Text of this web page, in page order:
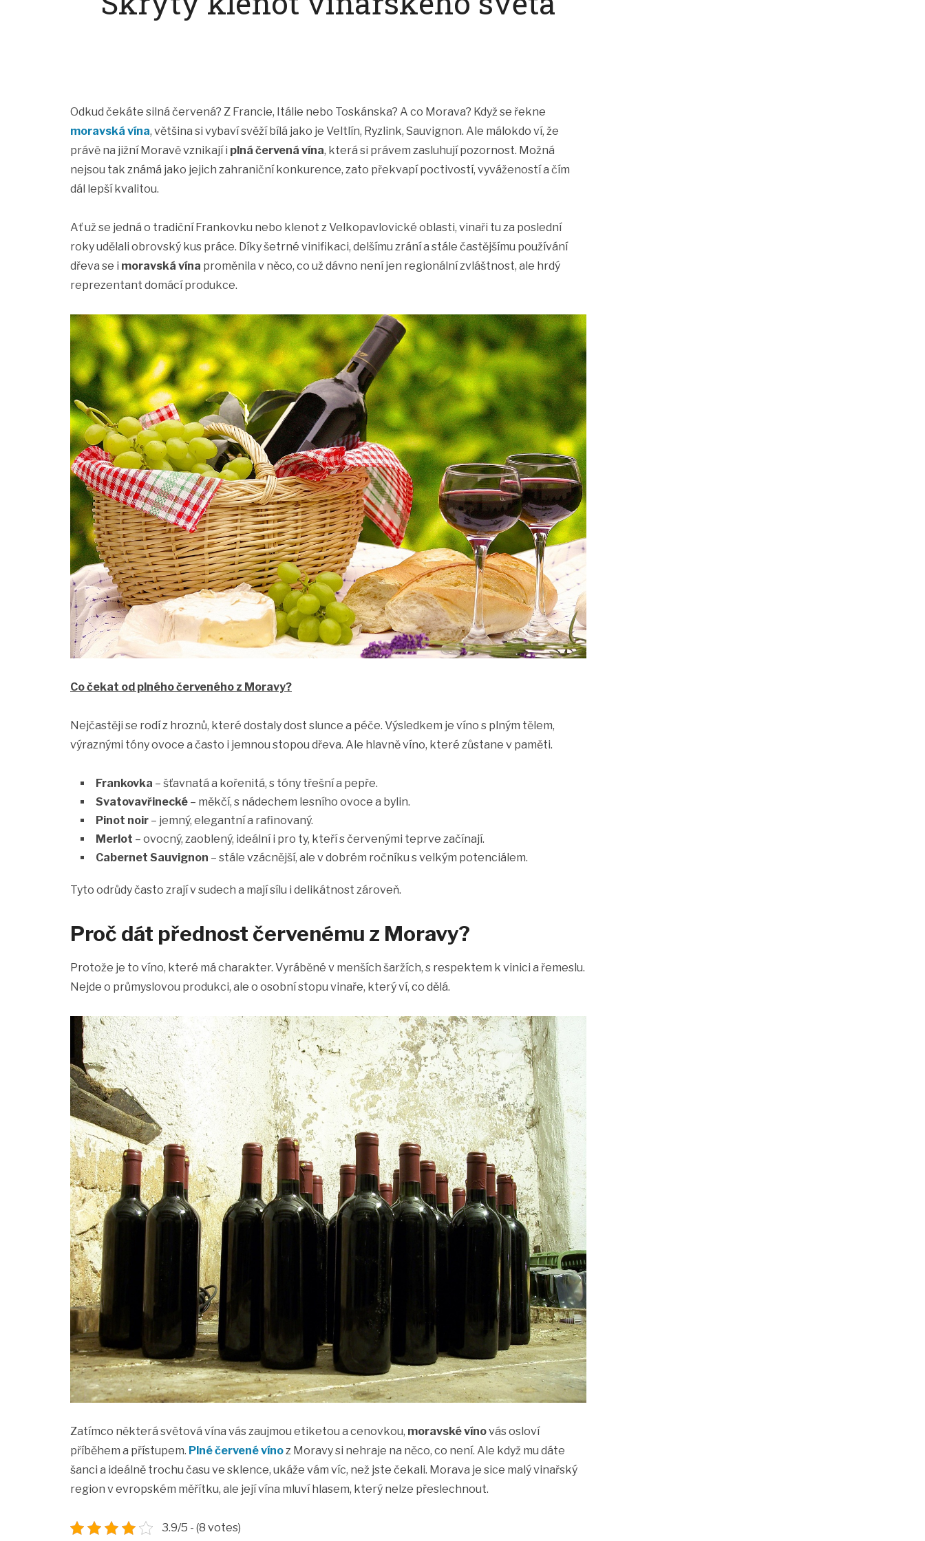
Odkud čekáte silná červená? Z Francie, Itálie nebo Toskánska? A co Morava? Když se řekne
moravská vína, většina si vybaví svěží bílá jako je Veltlín, Ryzlink, Sauvignon. Ale málokdo ví, že
právě na jižní Moravě vznikají i plná červená vína, která si právem zasluhují pozornost. Možná
nejsou tak známá jako jejich zahraniční konkurence, zato překvapí poctivostí, vyvážeností a čím
dál lepší kvalitou.
Ať už se jedná o tradiční Frankovku nebo klenot z Velkopavlovické oblasti, vinaři tu za poslední
roky udělali obrovský kus práce. Díky šetrné vinifikaci, delšímu zrání a stále častějšímu používání
dřeva se i moravská vína proměnila v něco, co už dávno není jen regionální zvláštnost, ale hrdý
reprezentant domácí produkce.
Co čekat od plného červeného z Moravy?
Nejčastěji se rodí z hroznů, které dostaly dost slunce a péče. Výsledkem je víno s plným tělem,
výraznými tóny ovoce a často i jemnou stopou dřeva. Ale hlavně víno, které zůstane v paměti.
Frankovka – šťavnatá a kořenitá, s tóny třešní a pepře.
Svatovavřinecké – měkčí, s nádechem lesního ovoce a bylin.
Pinot noir – jemný, elegantní a rafinovaný.
Merlot – ovocný, zaoblený, ideální i pro ty, kteří s červenými teprve začínají.
Cabernet Sauvignon – stále vzácnější, ale v dobrém ročníku s velkým potenciálem.
Tyto odrůdy často zrají v sudech a mají sílu i delikátnost zároveň.
Proč dát přednost červenému z Moravy?
Protože je to víno, které má charakter. Vyráběné v menších šaržích, s respektem k vinici a řemeslu.
Nejde o průmyslovou produkci, ale o osobní stopu vinaře, který ví, co dělá.
Zatímco některá světová vína vás zaujmou etiketou a cenovkou, moravské vínovás osloví
příběhem a přístupem. Plné červené vínoz Moravy si nehraje na něco, co není. Ale když mu dáte
šanci a ideálně trochu času ve sklence, ukáže vám víc, než jste čekali. Morava je sice malý vinařský
region v evropském měřítku, ale její vína mluví hlasem, který nelze přeslechnout.
3.9/5 - (8 votes)